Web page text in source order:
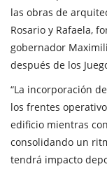
las obras de
Rosario y Rafaela,
gobernador
después de los
“La incorporación
los frentes
edificio mientras
consolidando un
tendrá impacto